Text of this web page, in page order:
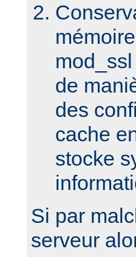
mod_ssl
de
des
cache
stocke
Si par
serveur